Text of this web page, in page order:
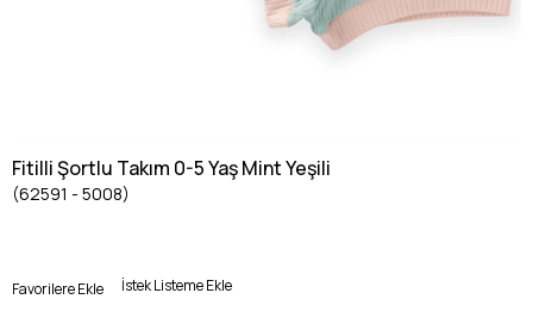
Fitilli Şortlu Takım 0-5 Yaş Mint Yeşili
(62591 - 5008)
Favorilere Ekle İstek Listeme Ekle